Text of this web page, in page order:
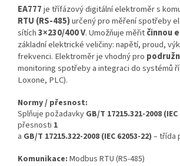
EA777je třífázový digitální elektroměr s
RTU (RS-485)určený pro měření spotřeby
sítích3×230/400 V. Umožňuje měřitčinnou
základní elektrické veličiny: napětí, proud,
frekvenci. Elektroměr je vhodný pro
monitoring spotřeby a integraci do systémů
Loxone, PLC).
Normy / přesnost:
Splňuje požadavky GB/T 17215.321-2008
přesnosti 1
a GB/T 17215.322-2008 (IEC 62053-22) – třída
Komunikace: Modbus RTU (RS-485)